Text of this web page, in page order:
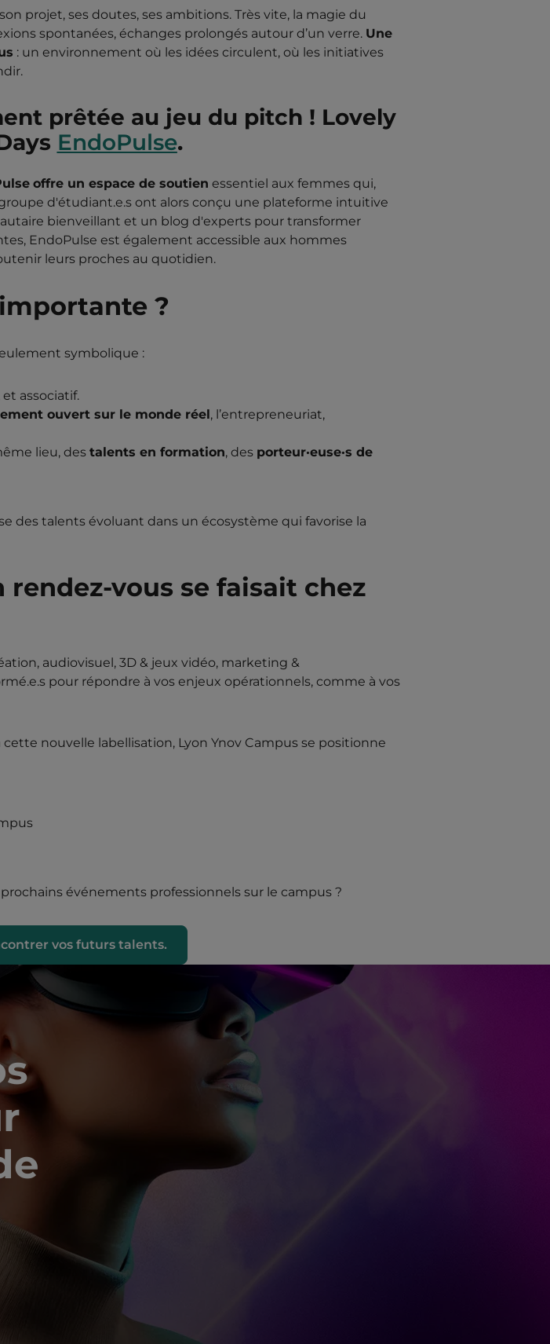
projet, ses doutes, ses ambitions. Très vite, la magie du
spontanées, échanges prolongés autour d’un verre. Une
: un environnement où les idées circulent, où les initiatives
prêtée au jeu du pitch ! Lovely
EndoPulse.
offre un espace de soutien essentiel aux femmes qui,
d'étudiant.e.s ont alors conçu une plateforme intuitive
bienveillant et un blog d'experts pour transformer
EndoPulse est également accessible aux hommes
leurs proches au quotidien.
?
symbolique :
et associatif.
ouvert sur le monde réel , l’entrepreneuriat,
lieu, des talents en formation, des porteur·euse·s de
des talents évoluant dans un écosystème qui favorise la
vous se faisait chez
audiovisuel, 3D & jeux vidéo, marketing &
pour répondre à vos enjeux opérationnels, comme à vos
nouvelle labellisation, Lyon Ynov Campus se positionne
événements professionnels sur le campus ?
vos futurs talents.